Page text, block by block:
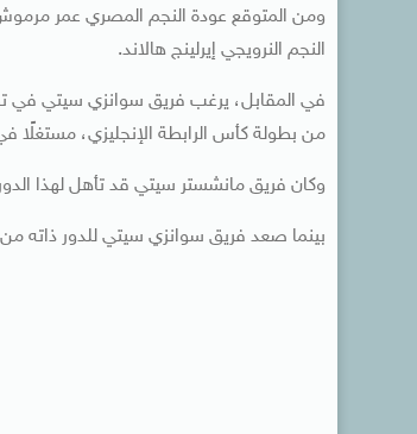
ومن المتوقع عودة النجم المصري عمر
النجم النرويجي إيرلينج هالاند.
في المقابل، يرغب فريق سوانزي سيتي في
من بطولة كأس الرابطة الإنجليزي، مستغلًا
وكان فريق مانشستر سيتي قد تأهل لهذا
بينما صعد فريق سوانزي سيتي للدور ذاته من